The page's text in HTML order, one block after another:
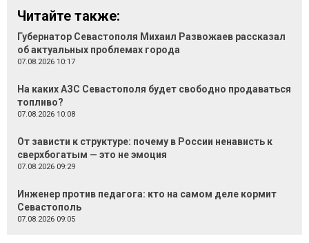
Читайте также:
Губернатор Севастополя Михаил Развожаев рассказал
об актуальных проблемах города
07.08.2026 10:17
На каких АЗС Севастополя будет свободно продаваться
топливо?
07.08.2026 10:08
От зависти к структуре: почему в России ненависть к
сверхбогатым — это не эмоция
07.08.2026 09:29
Инженер против педагога: кто на самом деле кормит
Севастополь
07.08.2026 09:05